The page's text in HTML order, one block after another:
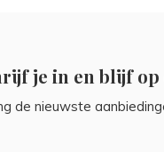
je in en blijf op
de nieuwste